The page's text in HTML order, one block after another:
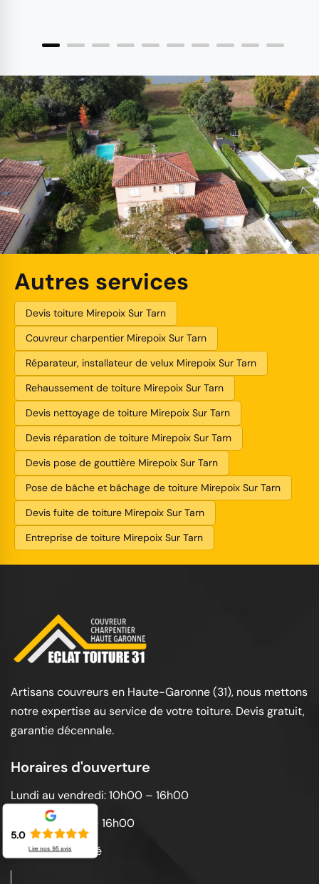
Autres services
Devis toiture Mirepoix Sur Tarn
Couvreur charpentier Mirepoix Sur Tarn
Réparateur, installateur de velux Mirepoix Sur Tarn
Rehaussement de toiture Mirepoix Sur Tarn
Devis nettoyage de toiture Mirepoix Sur Tarn
Devis réparation de toiture Mirepoix Sur Tarn
Devis pose de gouttière Mirepoix Sur Tarn
Pose de bâche et bâchage de toiture Mirepoix Sur Tarn
Devis fuite de toiture Mirepoix Sur Tarn
Entreprise de toiture Mirepoix Sur Tarn
Artisans couvreurs en Haute-Garonne (31), nous mettons
notre expertise au service de votre toiture. Devis gratuit,
garantie décennale.
Horaires d'ouverture
Lundi au vendredi: 10h00 – 16h00
Samedi: 10h00 – 16h00
Dimanche: Fermé
5.0
Lire nos 95avis